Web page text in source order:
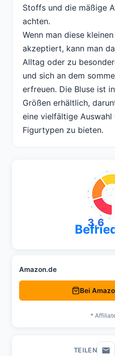
Stoffs und die mäßige
achten.
Wenn man diese
akzeptiert, kann man
Alltag oder zu
und sich an dem
erfreuen. Die Bluse ist
Größen erhältlich,
eine vielfältige
Figurtypen zu bieten.
3,6
Amazon.de
Bei
*
TEILEN